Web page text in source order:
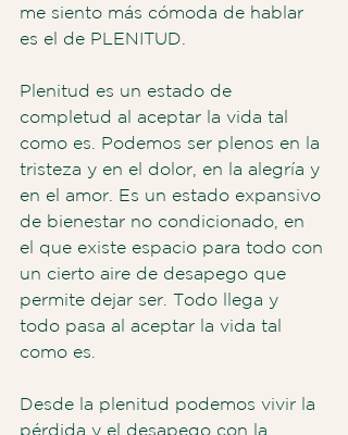
me siento más cómoda de hablar
es el de PLENITUD.
Plenitud es un estado de
completud al aceptar la vida tal
como es. Podemos ser plenos en la
tristeza y en el dolor, en la alegría y
en el amor. Es un estado expansivo
de bienestar no condicionado, en
el que existe espacio para todo con
un cierto aire de desapego que
permite dejar ser. Todo llega y
todo pasa al aceptar la vida tal
como es.
Desde la plenitud podemos vivir la
pérdida y el desapego con la